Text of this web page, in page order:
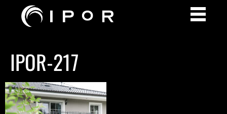
IPOR-217